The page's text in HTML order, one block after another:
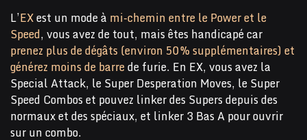
L’EXest un mode à mi-chemin entre le Power et le
Speed, vous avez de tout, mais êtes handicapé car
prenez plus de dégâts (environ 50% supplémentaires) et
générez moins de barrede furie. En EX, vous avez la
Special Attack, le Super Desperation Moves, le Super
Speed Combos et pouvez linker des Supers depuis des
normaux et des spéciaux, et linker 3 Bas A pour ouvrir
sur un combo.